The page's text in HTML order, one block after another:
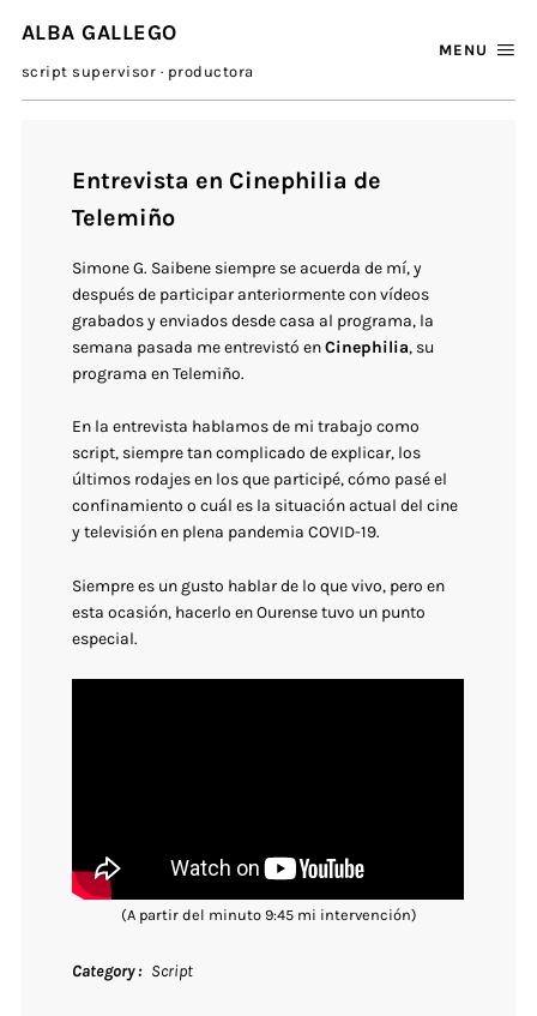
ALBA GALLEGO
script supervisor · productora
MENU
Entrevista en Cinephilia de
Telemiño
Simone G. Saibene siempre se acuerda de mí, y
después de participar anteriormente con vídeos
grabados y enviados desde casa al programa, la
semana pasada me entrevistó enCinephilia, su
programa en Telemiño.
En la entrevista hablamos de mi trabajo como
script, siempre tan complicado de explicar, los
últimos rodajes en los que participé, cómo pasé el
confinamiento o cuál es la situación actual del cine
y televisión en plena pandemia COVID-19.
Siempre es un gusto hablar de lo que vivo, pero en
esta ocasión, hacerlo en Ourense tuvo un punto
especial.
(A partir del minuto 9:45 mi intervención)
Category Script